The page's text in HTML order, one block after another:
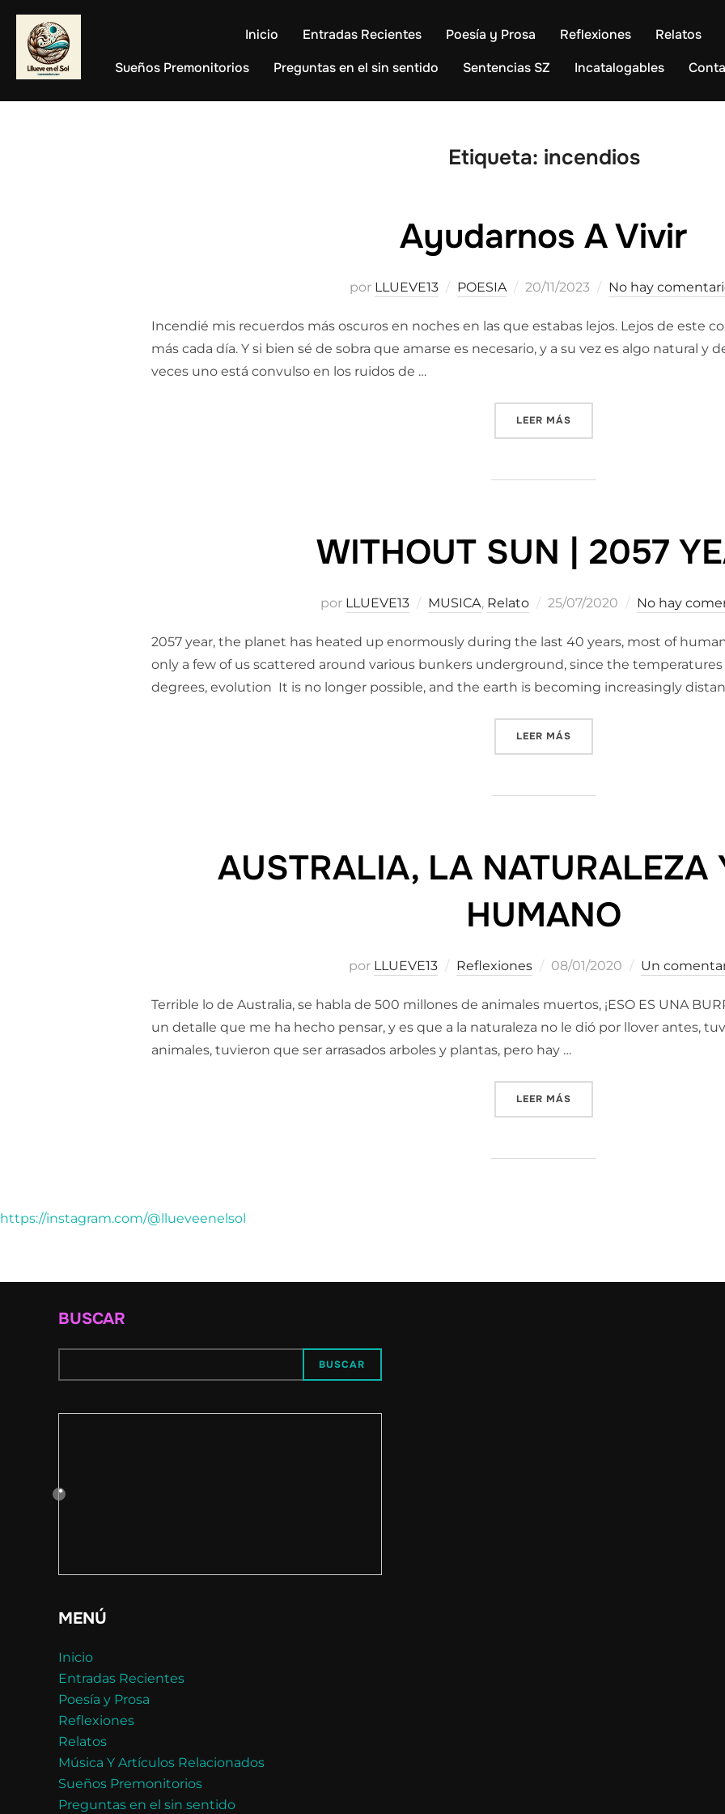
contenido
Inicio Entradas Recientes Poesía y Prosa Reflexiones Relatos
Sueños Premonitorios
Preguntas en el sin sentido Sentencias SZ Incatalogables
Etiqueta: incendios
Ayudarnos A Vivir
por LLUEVE13 POESIA
Publicado
20/11/2023 No hay
Incendié mis recuerdos más oscuros en noches en las que estabas lejos. Lejos de este
más cada día. Y si bien sé de sobra que amarse es necesario, y a su vez es algo natural y
veces uno está convulso en los ruidos de …
LEER MÁS
WITHOUT SUN | 2057
por LLUEVE13 MUSICA, Relato
Publicado
25/07/2020 No hay
2057 year, the planet has heated up enormously during the last 40 years, most of
only a few of us scattered around various bunkers underground, since the
degrees, evolution It is no longer possible, and the earth is becoming increasingly
LEER MÁS
AUSTRALIA, LA NATURALEZA
HUMANO
por LLUEVE13 Reflexiones
Publicado
08/01/2020 Un
Terrible lo de Australia, se habla de 500 millones de animales muertos, ¡ESO ES UNA
un detalle que me ha hecho pensar, y es que a la naturaleza no le dió por llover antes,
animales, tuvieron que ser arrasados arboles y plantas, pero hay …
LEER MÁS
https://instagram.com/@llueveenelsol
BUSCAR
BUSCAR
MENÚ
Inicio
Entradas Recientes
Poesía y Prosa
Reflexiones
Relatos
Música Y Artículos Relacionados
Sueños Premonitorios
Preguntas en el sin sentido